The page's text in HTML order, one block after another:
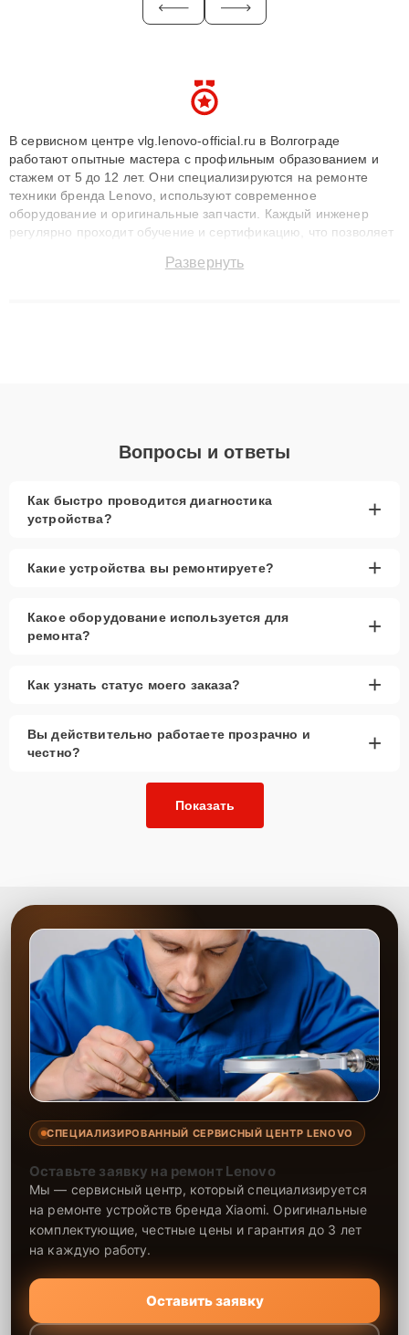
В сервисном центре vlg.lenovo-official.ru в Волгограде
работают опытные мастера с профильным образованием и
стажем от 5 до 12 лет. Они специализируются на ремонте
техники бренда Lenovo, используют современное
оборудование и оригинальные запчасти. Каждый инженер
регулярно проходит обучение и сертификацию, что позволяет
технику с сохранением гарантии до 3 лет. Наши мастера
Развернуть
Вопросы и ответы
Как быстро проводится диагностика
устройства?
+
Какие устройства вы ремонтируете? +
Какое оборудование используется для
ремонта?
+
Как узнать статус моего заказа? +
Вы действительно работаете прозрачно и
честно?
+
Показать
СПЕЦИАЛИЗИРОВАННЫЙ СЕРВИСНЫЙ ЦЕНТР LENOVO
Оставьте заявку на ремонт Lenovo
Мы — сервисный центр, который специализируется
на ремонте устройств бренда Xiaomi. Оригинальные
комплектующие, честные цены и гарантия до 3 лет
на каждую работу.
Оставить заявку